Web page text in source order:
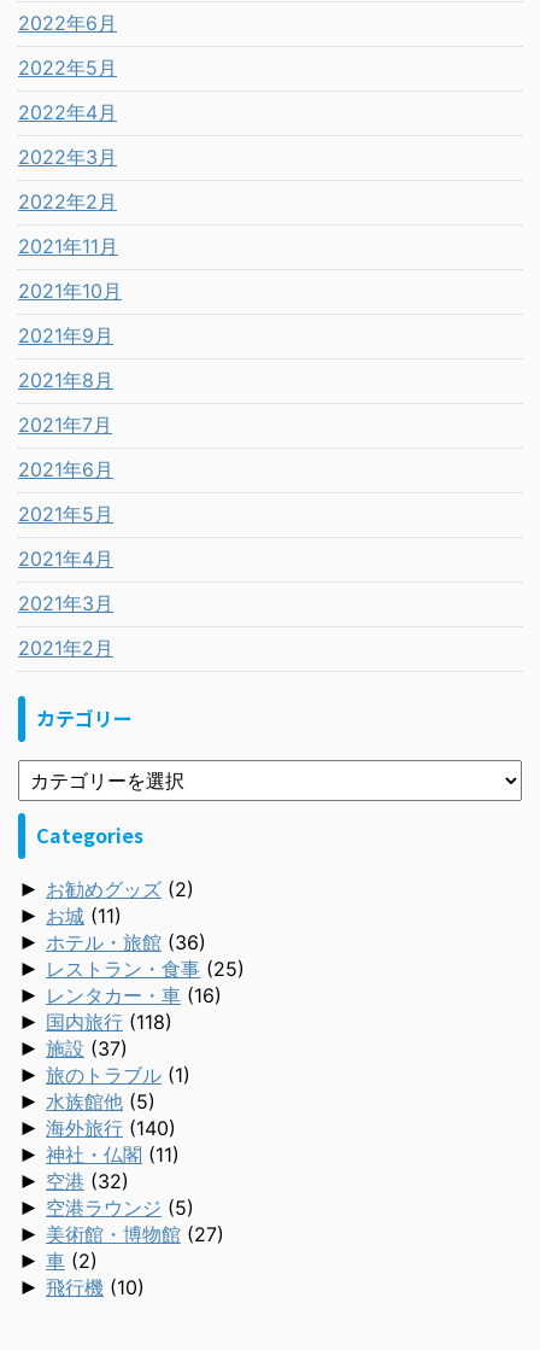
2022年6月
2022年5月
2022年4月
2022年3月
2022年2月
2021年11月
2021年10月
2021年9月
2021年8月
2021年7月
2021年6月
2021年5月
2021年4月
2021年3月
2021年2月
カテゴリー
Categories
► お勧めグッズ (2)
► お城 (11)
► ホテル・旅館 (36)
► レストラン・食事 (25)
► レンタカー・車 (16)
► 国内旅行 (118)
► 施設 (37)
► 旅のトラブル (1)
► 水族館他 (5)
► 海外旅行 (140)
► 神社・仏閣 (11)
► 空港 (32)
► 空港ラウンジ (5)
► 美術館・博物館 (27)
► 車 (2)
► 飛行機 (10)